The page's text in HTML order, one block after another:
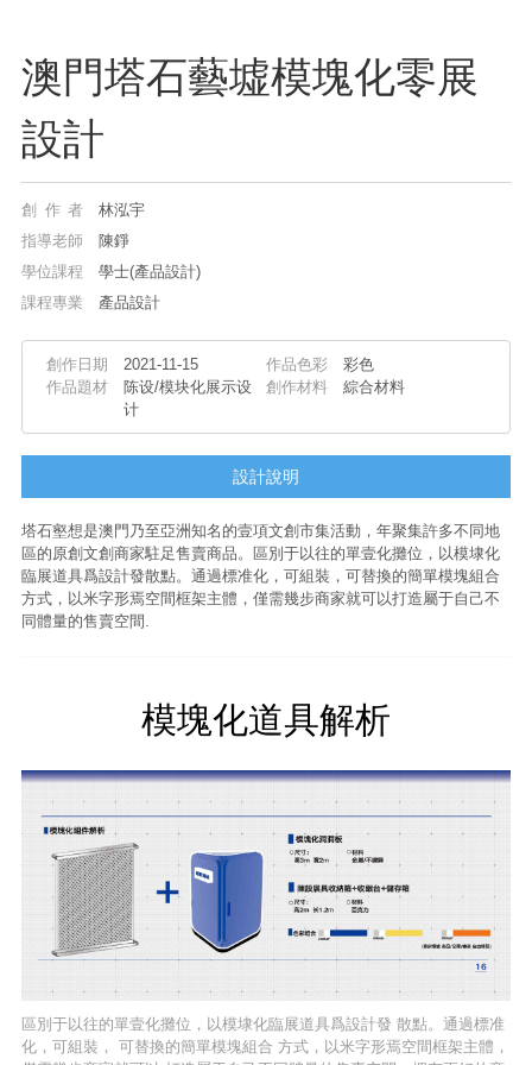
澳門塔石藝墟模塊化零展
設計
創作者
林泓宇
指導老師
陳錚
學位課程
學士(產品設計)
課程專業
產品設計
創作日期 2021-11-15 作品色彩
彩色
作品題材
陈设/模块化展示设
计
創作材料 綜合材料
設計說明
塔石壑想是澳門乃至亞洲知名的壹項文創市集活動，年聚集許多不同地
區的原創文創商家駐足售賣商品。區別于以往的單壹化攤位，以模埭化
臨展道具爲設計發散點。通過標准化，可組裝，可替換的簡單模塊組合
方式，以米字形焉空間框架主體，僅需幾步商家就可以打造屬于自己不
同體量的售賣空間.
模塊化道具解析
區別于以往的單壹化攤位，以模埭化臨展道具爲設計發 散點。通過標准
化，可組裝， 可替換的簡單模塊組合 方式，以米字形焉空間框架主體，